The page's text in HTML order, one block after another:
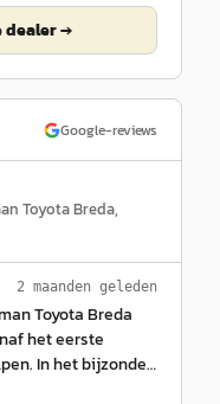
dealer →
Google-reviews
Toyota Breda,
2 maanden geleden
Toyota Breda
het eerste
In het bijzonder
voor zijn eerlijke en